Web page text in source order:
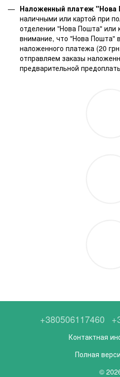
Наложенный платеж "Нова
наличными или картой при
отделении "Нова Пошта" или
внимание, что "Нова Пошта"
наложенного платежа (20
отправляем заказы
предварительной
+380506117460
Контактная
Полная
©